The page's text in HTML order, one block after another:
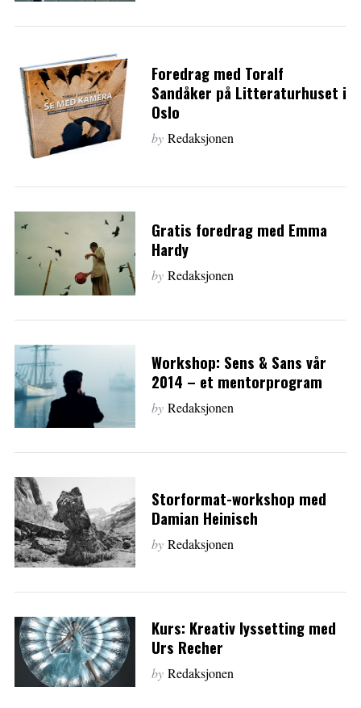
Foredrag med Toralf
Sandåker på Litteraturhuset i
Oslo
by Redaksjonen
Gratis foredrag med Emma
Hardy
by Redaksjonen
Workshop: Sens & Sans vår
2014 – et mentorprogram
by Redaksjonen
Storformat-workshop med
Damian Heinisch
by Redaksjonen
Kurs: Kreativ lyssetting med
Urs Recher
by Redaksjonen